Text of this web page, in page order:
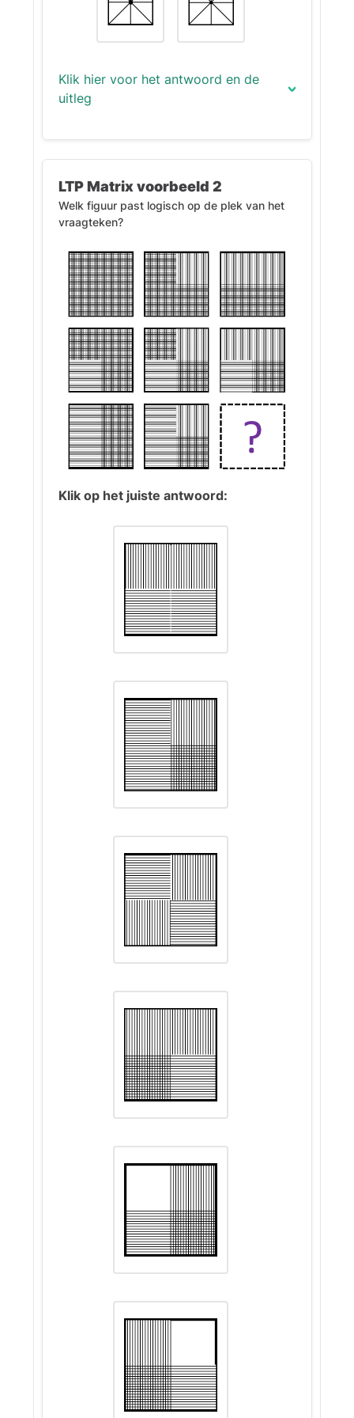
Klik hier voor het antwoord en de
uitleg
Uitleg:
In deze matrix worden de figuren
aan de linker- en rechterkant van
elke rij samengevoegd tot de
middelste figuur. De zwarte stip
blijft in alle rijen hetzelfde.
In de onderste rij moet je aan de
linkerfiguur een cirkel toevoegen
om de middelste figuur te
krijgen. Daarom is antwoord (2)
correct.
LTP Matrix voorbeeld 2
Welk figuur past logisch op de plek van het
vraagteken?
Klik op het juiste antwoord: